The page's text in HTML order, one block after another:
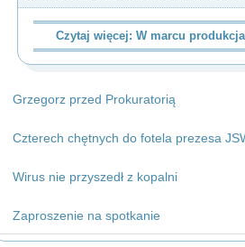
Czytaj więcej: W marcu
Grzegorz przed Prokuratorią
Czterech chętnych do fotela prezesa
Wirus nie przyszedł z kopalni
Zaproszenie na spotkanie